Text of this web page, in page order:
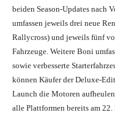
beiden Season-Updates nach
umfassen jeweils drei neue
Rallycross) und jeweils fünf
Fahrzeuge. Weitere Boni
sowie verbesserte
können Käufer der Deluxe-
Launch die Motoren
alle Plattformen bereits am 22.